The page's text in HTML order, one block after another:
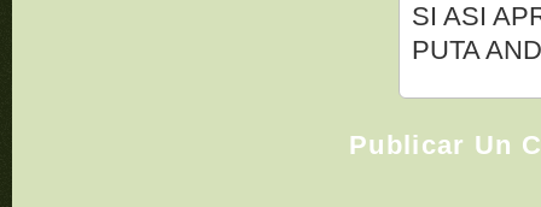
SI ASI
PUTA
Publicar Un